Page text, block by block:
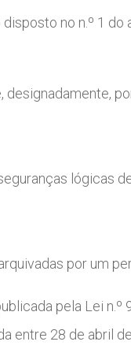
no n.º 1 do
lógicas
por um
pela Lei
entre 28 de abril